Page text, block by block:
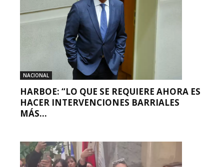
NACIONAL
HARBOE: “LO QUE SE REQUIERE AHORA ES
HACER INTERVENCIONES BARRIALES
MÁS...